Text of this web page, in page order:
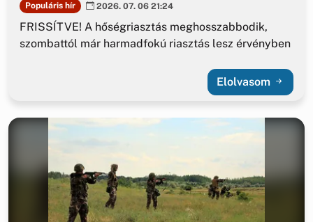
Populáris hír 2026. 07. 06 21:24
FRISSÍTVE! A hőségriasztás meghosszabbodik,
szombattól már harmadfokú riasztás lesz érvényben
Elolvasom